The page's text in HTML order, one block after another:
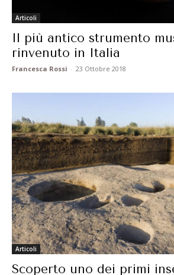
Articoli
Il più antico strumento
rinvenuto in Italia
Francesca Rossi - 23 Ottobre 2018
Articoli
Scoperto uno dei primi